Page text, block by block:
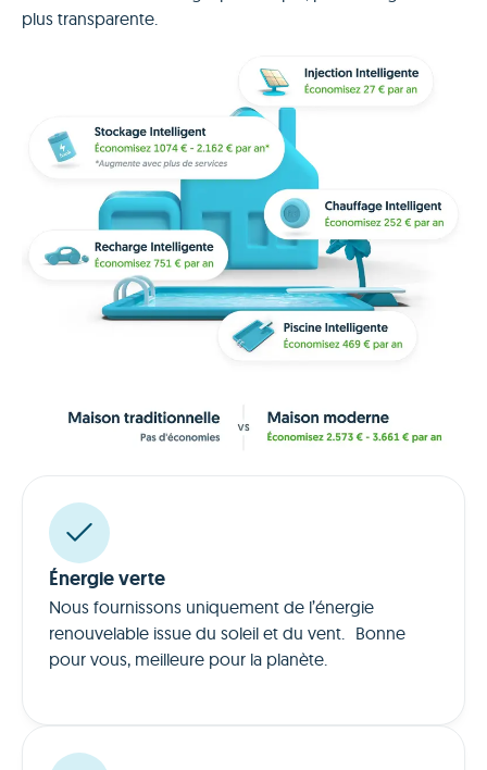
plus transparente.
Énergie verte
Nous fournissons uniquement de l’énergie
renouvelable issue du soleil et du vent. Bonne
pour vous, meilleure pour la planète.